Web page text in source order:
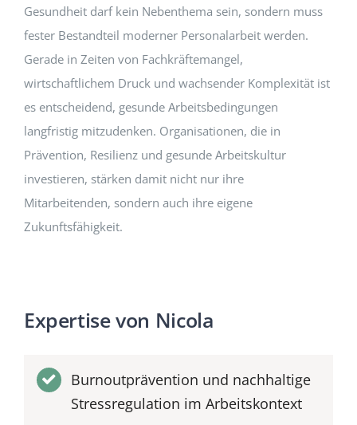
Gesundheit darf kein Nebenthema sein, sondern muss
fester Bestandteil moderner Personalarbeit werden.
Gerade in Zeiten von Fachkräftemangel,
wirtschaftlichem Druck und wachsender Komplexität ist
es entscheidend, gesunde Arbeitsbedingungen
langfristig mitzudenken. Organisationen, die in
Prävention, Resilienz und gesunde Arbeitskultur
investieren, stärken damit nicht nur ihre
Mitarbeitenden, sondern auch ihre eigene
Zukunftsfähigkeit.
Expertise von Nicola
Burnoutprävention und nachhaltige
Stressregulation im Arbeitskontext